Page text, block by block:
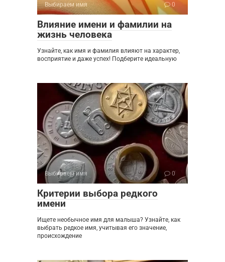
Выбираем имя 0
Влияние имени и фамилии на
жизнь человека
Узнайте, как имя и фамилия влияют на характер,
восприятие и даже успех! Подберите идеальную
Выбираем имя 0
Критерии выбора редкого
имени
Ищете необычное имя для малыша? Узнайте, как
выбрать редкое имя, учитывая его значение,
происхождение